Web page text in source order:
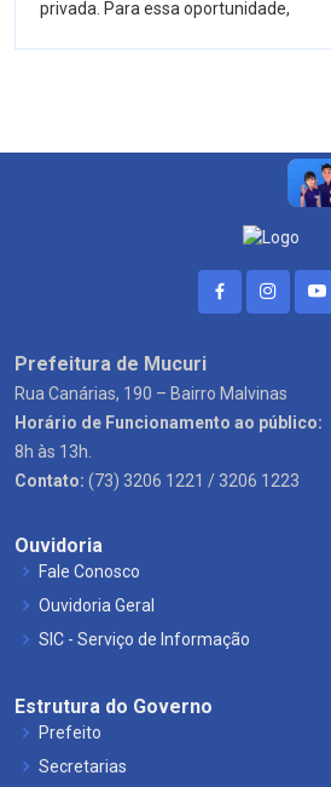
privada. Para essa oportunidade,
Prefeitura de Mucuri
Rua Canárias, 190 – Bairro Malvinas
Horário de Funcionamento ao público:
8h às 13h.
Contato: (73) 3206 1221 / 3206 1223
Ouvidoria
Fale Conosco
Ouvidoria Geral
SIC - Serviço de Informação
Estrutura do Governo
Prefeito
Secretarias